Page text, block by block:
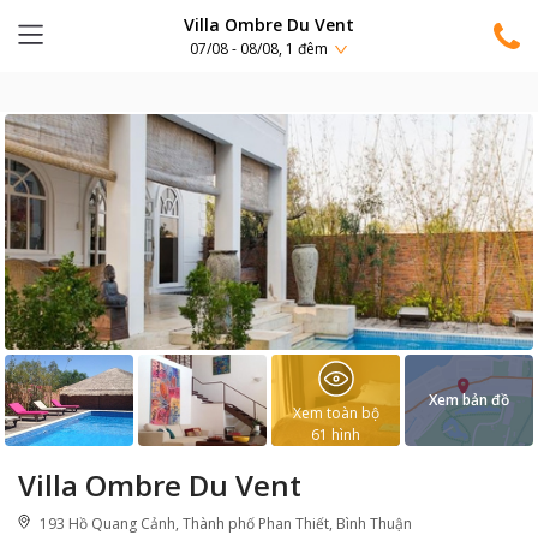
Villa Ombre Du Vent
07/08 - 08/08, 1 đêm
Villa Ombre Du Vent
193 Hồ Quang Cảnh, Thành phố Phan Thiết, Bình Thuận
Xem toàn bộ
61 hình
Xem bản đồ